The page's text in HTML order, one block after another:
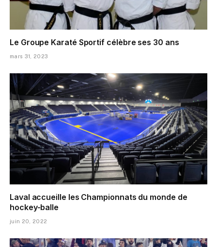
Le Groupe Karaté Sportif célèbre ses 30 ans
mars 31, 2023
Laval accueille les Championnats du monde de
hockey-balle
juin 20, 2022